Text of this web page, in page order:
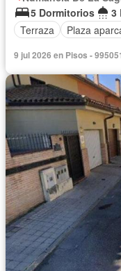
5 Dormitorios
3
Terraza
Plaza
9 jul 2026 en Pisos -